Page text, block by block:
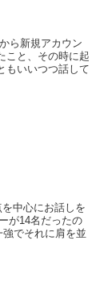
ら新規アカウン
こと、その時に起
もいいつつ話して
中心にお話しを
が14名だったの
でそれに肩を並